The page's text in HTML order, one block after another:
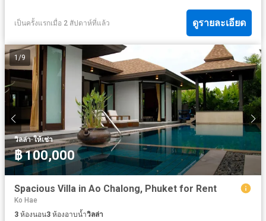
เป็นครั้งแรกเมื่อ 2 สัปดาห์ที่แล้ว ดูรายละเอียด
1 /9
วิลล่า·ให้เช่า
฿ 100,000
Spacious Villa in Ao Chalong, Phuket for Rent
Ko Hae
3 ห้องนอน3 ห้องอาบน้ำวิลล่า